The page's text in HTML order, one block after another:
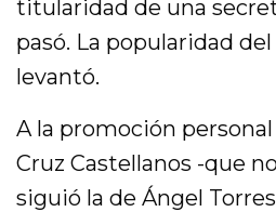
titularidad de una
pasó. La popularidad
levantó.
A la promoción
Cruz Castellanos -que
siguió la de Ángel